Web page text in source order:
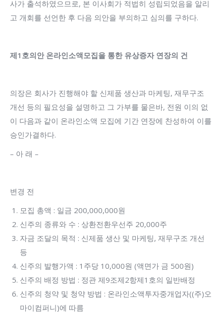
사가 출석하였으므로, 본 이사회가 적법히 성립되었음을 알리
고 개회를 선언한 후 다음 의안을 부의하고 심의를 구하다.
제1 호의안 온라인소액모집을 통한 유상증자 연장의 건
의장은 회사가 진행해야 할 신제품 생산과 마케팅, 재무구조
개선 등의 필요성을 설명하고 그 가부를 물은바, 전원 이의 없
이 다음과 같이 온라인소액 모집에 기간 연장에 찬성하여 이를
승인가결하다.
– 아 래 –
변경 전
모집 총액 : 일금 200,000,000원
신주의 종류와 수 : 상환전환우선주 20,000주
자금 조달의 목적 : 신제품 생산 및 마케팅, 재무구조 개선
등
신주의 발행가액 : 1주당 10,000원 (액면가 금 500원)
신주의 배정 방법 : 정관 제9조제2항제1호의 일반배정
신주의 청약 및 청약 방법 : 온라인소액투자중개업자((주)오
마이컴퍼니)에 따름